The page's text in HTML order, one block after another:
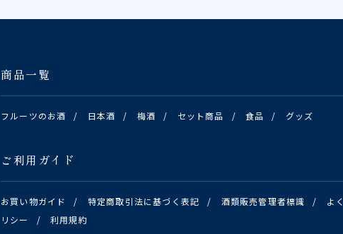
商品一覧
フルーツのお酒 / 日本酒 / 梅酒 / セット商品 / 食品 / グッズ
ご利用ガイド
お買い物ガイド / 特定商取引法に基づく表記 / 酒類販売管理者標識 / よ
リシー
/ 利用規約